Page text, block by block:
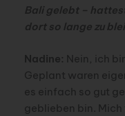
Bali gelebt –
dort so lange zu
Nadine: Nein, ich
Geplant waren
es einfach so gut
geblieben bin.